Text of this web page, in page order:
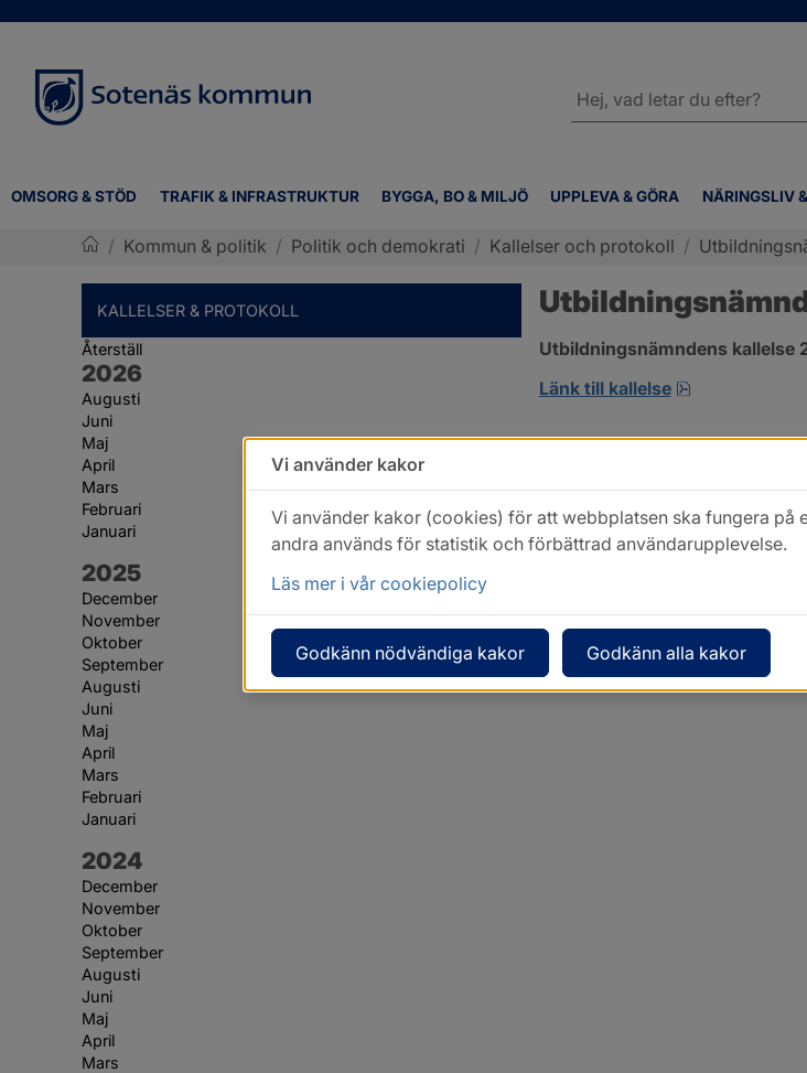
OMSORG & STÖD TRAFIK & INFRASTRUKTUR BYGGA, BO & MILJÖ UPPLEVA & GÖRA NÄRINGSLIV
webbplatsen
/ Kommun & politik / Politik och demokrati / Kallelser och protokoll /
KALLELSER & PROTOKOLL
Återställ
År:
2026
Augusti
Juni
Maj
April
Mars
Februari
Januari
År:
2025
December
November
Oktober
September
Augusti
Juni
Maj
April
Mars
Februari
Januari
År:
2024
December
November
Oktober
September
Augusti
Juni
Maj
April
Mars
Utbildningsnämndens kallelse
Länk till kallelse
pdf, öppnas i
Vi använder kakor
Vi använder kakor (cookies) för att webbplatsen ska fungera på
andra används för statistik och förbättrad användarupplevelse.
Läs mer i vår cookiepolicy
Godkänn nödvändiga kakor Godkänn alla kakor